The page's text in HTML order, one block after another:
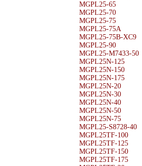
MGPL25-65
MGPL25-70
MGPL25-75
MGPL25-75A
MGPL25-75B-XC9
MGPL25-90
MGPL25-M7433-50
MGPL25N-125
MGPL25N-150
MGPL25N-175
MGPL25N-20
MGPL25N-30
MGPL25N-40
MGPL25N-50
MGPL25N-75
MGPL25-S8728-40
MGPL25TF-100
MGPL25TF-125
MGPL25TF-150
MGPL25TF-175